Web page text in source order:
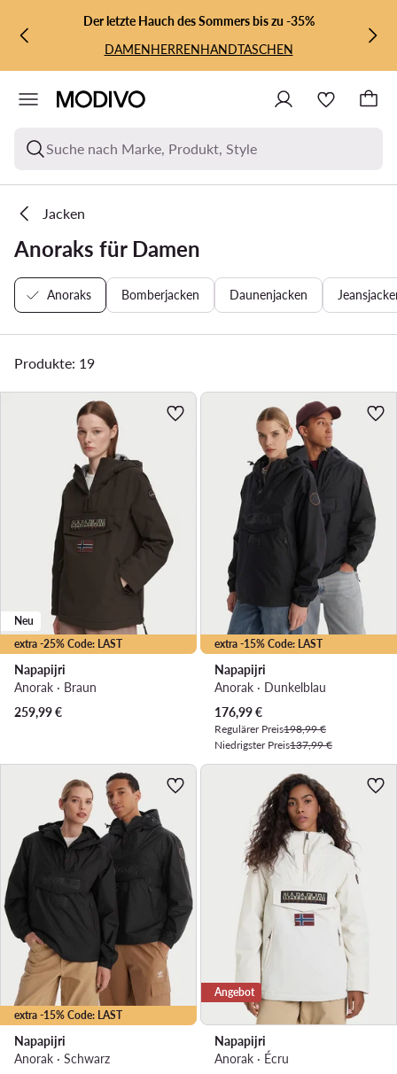
ZUM HAUPTINHALT SPRINGEN
ZUR SUCHEDer letzte Hauch des Sommers bis zu -35%
DAMENHERRENHANDTASCHEN
Suche nach Marke, Produkt, Style
Jacken
Anoraks für Damen
Anoraks Bomberjacken Daunenjacken
Produkte: 19
extra -25% Code: LAST
Neu
Napapijri
Anorak · Braun
259,99€
extra -15% Code: LAST
Napapijri
Anorak · Dunkelblau
Aktueller Preis
176,99€
Regulärer Preis198,99 €
Niedrigster Preis137,99 €
extra -15% Code: LAST
Napapijri
Anorak · Schwarz
Angebot
Napapijri
Anorak · Écru